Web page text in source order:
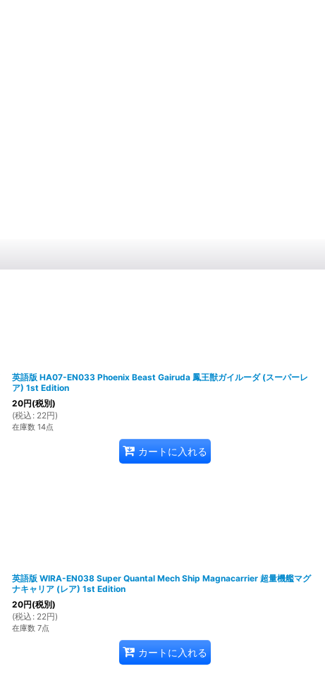
英語版 HA07-EN033 Phoenix Beast Gairuda 鳳王獣ガイルーダ (スーパーレ
ア) 1st Edition
20円(税別)
(税込 : 22円)
在庫数 14点
カートに入れる
英語版 WIRA-EN038 Super Quantal Mech Ship Magnacarrier 超量機艦マグ
ナキャリア (レア) 1st Edition
20円(税別)
(税込 : 22円)
在庫数 7点
カートに入れる